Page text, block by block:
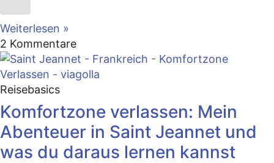
Weiterlesen »
2 Kommentare
Reisebasics
Komfortzone verlassen: Mein
Abenteuer in Saint Jeannet und
was du daraus lernen kannst